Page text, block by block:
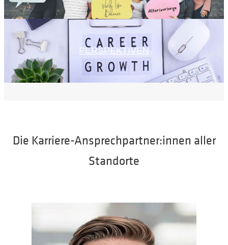
PERSPEKTIVEN
Die Karriere-Ansprechpartner:innen aller
Standorte